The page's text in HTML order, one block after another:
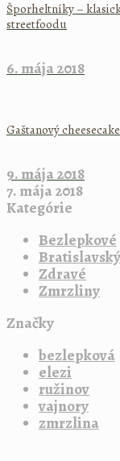
Šporheltníky –
streetfoodu
6. mája 2018
Gaštanový
9. mája 2018
7. mája 2018
Kategórie
Bezlepkové
Zdravé
Zmrzliny
Značky
bezlepková
elezi
ružinov
vajnory
zmrzlina